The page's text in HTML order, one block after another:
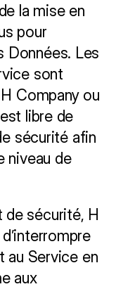
la mise en
pour
Données. Les
sont
Company ou
libre de
sécurité afin
niveau de
de sécurité, H
au Service en
aux